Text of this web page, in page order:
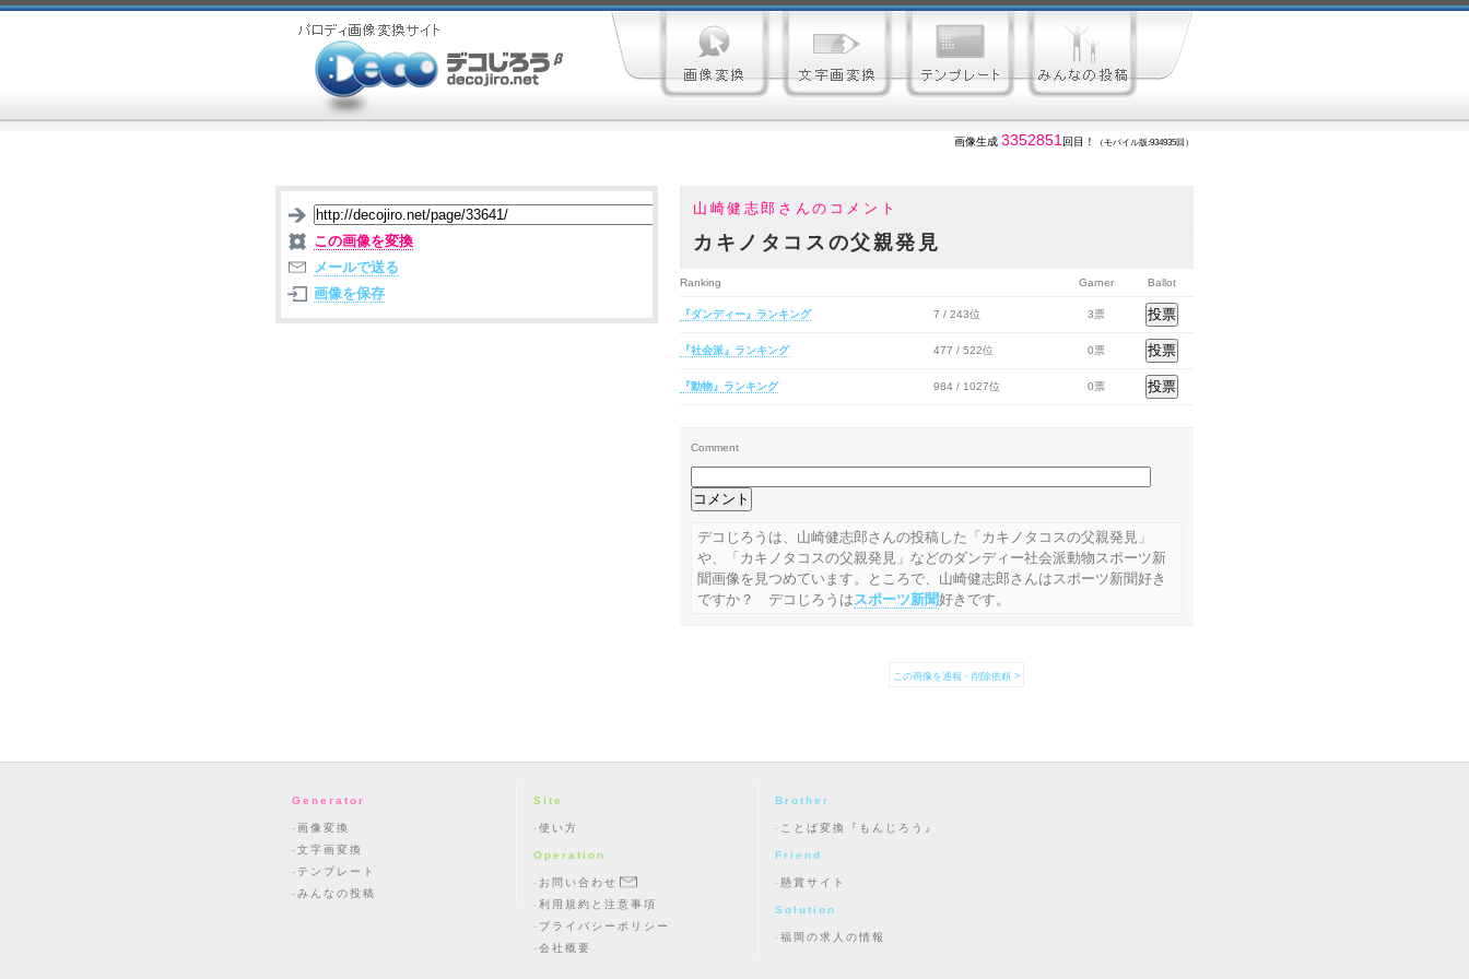
画像生成 3352851 回目！ （モバイル版:934935回）
山崎健志郎さんのコメント
カキノタコスの父親発見
この画像を変換
メールで送る
画像を保存
Ranking Garner Ballot
『ダンディー』ランキング 7 / 243位 3票
『社会派』ランキング 477 / 522位 0票
『動物』ランキング 984 / 1027位 0票
Comment
デコじろうは、山崎健志郎さんの投稿した「カキノタコスの父親発見」
や、「カキノタコスの父親発見」などのダンディー社会派動物スポーツ新
聞画像を見つめています。ところで、山崎健志郎さんはスポーツ新聞好き
ですか？ デコじろうはスポーツ新聞好きです。
この画像を通報・削除依頼 >
Generator
画像変換
文字画変換
テンプレート
みんなの投稿
Site
使い方
Operation
お問い合わせ
利用規約と注意事項
プライバシーポリシー
会社概要
Brother
ことば変換『もんじろう』
Friend
懸賞サイト
Solution
福岡の求人の情報